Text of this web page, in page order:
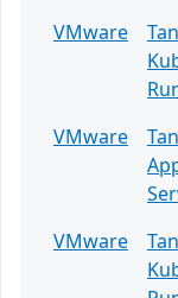
VMware
VMware
VMware